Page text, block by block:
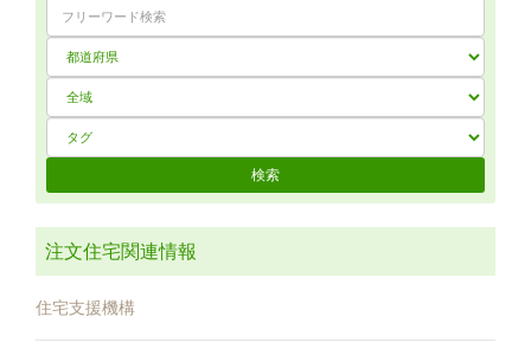
注文住宅関連情報
住宅支援機構